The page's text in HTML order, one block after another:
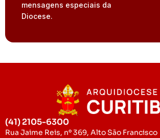
mensagens especiais da
Diocese.
(41) 2105-6300
Rua Jaime Reis, nº 369, Alto São Francisco